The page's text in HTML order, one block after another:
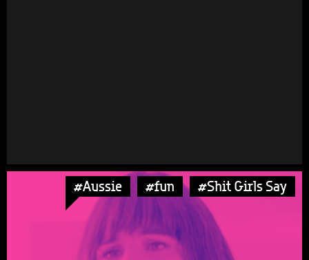
#Aussie #fun #Shit Girls Say